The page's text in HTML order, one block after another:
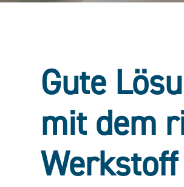
Gute
mit dem
Werkstoff